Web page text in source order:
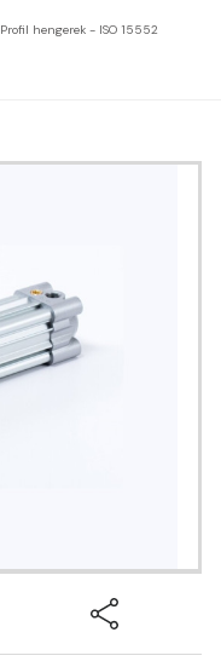
Profil hengerek - ISO 15552